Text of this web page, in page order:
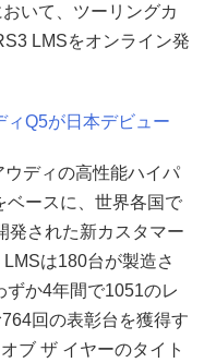
いて、ツーリングカ
LMSをオンライン発
ィQ5が日本デビュー
ディの高性能ハイパ
ベースに、世界各国で
発された新カスタマー
は180台が製造さ
ずか4年間で1051のレ
回の表彰台を獲得す
ブ ザ イヤーのタイト